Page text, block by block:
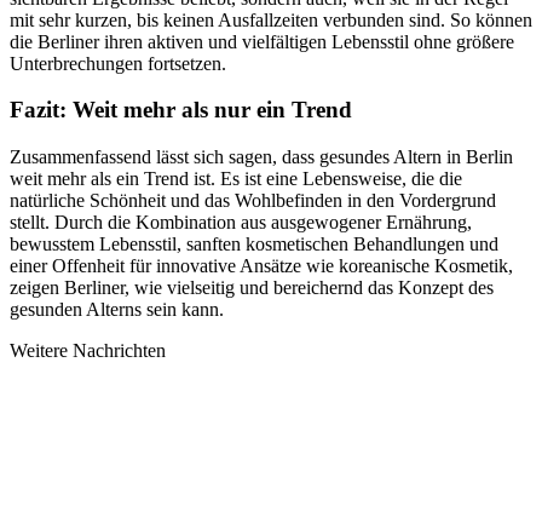
mit sehr kurzen, bis keinen Ausfallzeiten verbunden sind. So können
die Berliner ihren aktiven und vielfältigen Lebensstil ohne größere
Unterbrechungen fortsetzen.
Fazit: Weit mehr als nur ein Trend
Zusammenfassend lässt sich sagen, dass gesundes Altern in Berlin
weit mehr als ein Trend ist. Es ist eine Lebensweise, die die
natürliche Schönheit und das Wohlbefinden in den Vordergrund
stellt. Durch die Kombination aus ausgewogener Ernährung,
bewusstem Lebensstil, sanften kosmetischen Behandlungen und
einer Offenheit für innovative Ansätze wie koreanische Kosmetik,
zeigen Berliner, wie vielseitig und bereichernd das Konzept des
gesunden Alterns sein kann.
Weitere Nachrichten